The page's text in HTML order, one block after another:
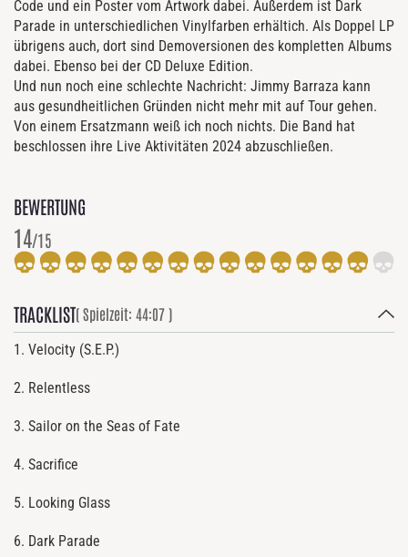
Code und ein Poster vom Artwork dabei. Außerdem ist Dark
Parade in unterschiedlichen Vinylfarben erhältich. Als Doppel LP
übrigens auch, dort sind Demoversionen des kompletten Albums
dabei. Ebenso bei der CD Deluxe Edition.
Und nun noch eine schlechte Nachricht: Jimmy Barraza kann
aus gesundheitlichen Gründen nicht mehr mit auf Tour gehen.
Von einem Ersatzmann weiß ich noch nichts. Die Band hat
beschlossen ihre Live Aktivitäten 2024 abzuschließen.
BEWERTUNG
14/15
TRACKLIST( Spielzeit: 44:07 )
1. Velocity (S.E.P.)
2. Relentless
3. Sailor on the Seas of Fate
4. Sacrifice
5. Looking Glass
6. Dark Parade